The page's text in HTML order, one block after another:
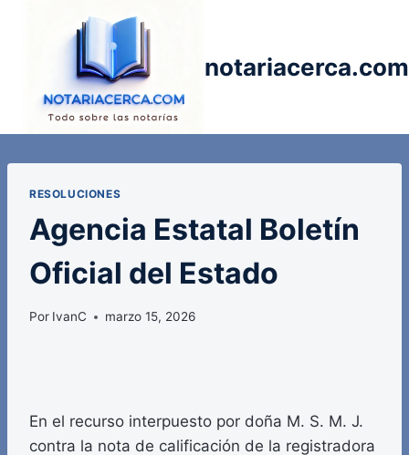
notariacerca.com
RESOLUCIONES
Agencia Estatal Boletín
Oficial del Estado
Por IvanC marzo 15, 2026
En el recurso interpuesto por doña M. S. M. J.
contra la nota de calificación de la registradora